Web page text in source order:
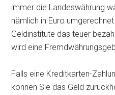
immer die Landeswährung
nämlich in Euro
Geldinstitute das teuer
wird eine
Falls eine Kreditkarten-
können Sie das Geld